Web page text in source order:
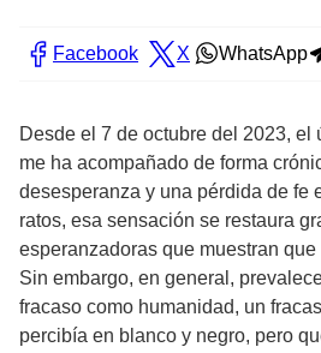
Facebook X WhatsApp
Desde el 7 de octubre del 2023, el
me ha acompañado de forma
desesperanza y una pérdida de fe
ratos, esa sensación se restaura
esperanzadoras que muestran
Sin embargo, en general,
fracaso como humanidad, un
percibía en blanco y negro, pero